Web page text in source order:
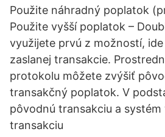
Použite náhradný poplatok
Použite vyšší poplatok –
využijete prvú z možností,
zaslanej transakcie.
protokolu môžete zvýšiť
transakčný poplatok. V
pôvodnú transakciu a
transakciu